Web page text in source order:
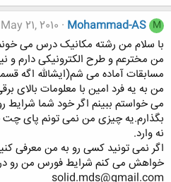
M
Mohammad-AS
May 21, 2010
با سلام من رشته مکانیک درس می
من مخترعم و طرح الکترونیکی دارم و
مسابقات آماده می شم(ایشالله اگه
من به یه فرد امین با معلومات بالای
می خواستم ببینم اگر خود شما شرایط
بگذارم.یه چیزی من نمی تونم پای چت
نه وارد.
اگر نمی تونید کسی رو به من معرفی
خواهش می کنم شرایط فورس من رو
solid.mds@gmail.com